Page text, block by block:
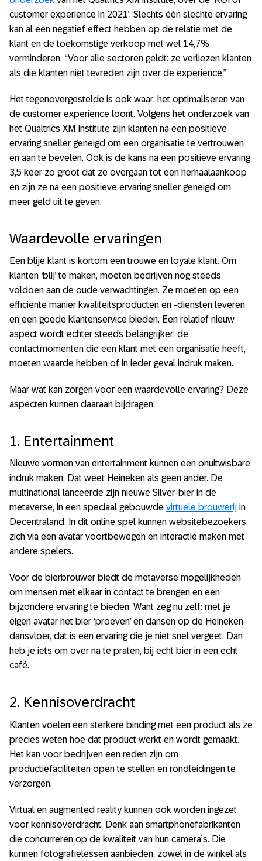
customer experience in 2021’. Slechts één slechte ervaring
kan al een negatief effect hebben op de relatie met de
klant en de toekomstige verkoop met wel 14,7%
verminderen. “Voor alle sectoren geldt: ze verliezen klanten
als die klanten niet tevreden zijn over de experience.”
Het tegenovergestelde is ook waar: het optimaliseren van
de customer experience loont. Volgens het onderzoek van
het Qualtrics XM Institute zijn klanten na een positieve
ervaring sneller geneigd om een organisatie te vertrouwen
en aan te bevelen. Ook is de kans na een positieve ervaring
3,5 keer zo groot dat ze overgaan tot een herhaalaankoop
en zijn ze na een positieve ervaring sneller geneigd om
meer geld uit te geven.
Waardevolle ervaringen
Een blije klant is kortom een trouwe en loyale klant. Om
klanten ‘blij’ te maken, moeten bedrijven nog steeds
voldoen aan de oude verwachtingen. Ze moeten op een
efficiënte manier kwaliteitsproducten en -diensten leveren
en een goede klantenservice bieden. Een relatief nieuw
aspect wordt echter steeds belangrijker: de
contactmomenten die een klant met een organisatie heeft,
moeten waarde hebben of in ieder geval indruk maken.
Maar wat kan zorgen voor een waardevolle ervaring? Deze
aspecten kunnen daaraan bijdragen:
1. Entertainment
Nieuwe vormen van entertainment kunnen een onuitwisbare
indruk maken. Dat weet Heineken als geen ander. De
multinational lanceerde zijn nieuwe Silver-bier in de
metaverse, in een speciaal gebouwde virtuele brouwerij in
Decentraland. In dit online spel kunnen websitebezoekers
zich via een avatar voortbewegen en interactie maken met
andere spelers.
Voor de bierbrouwer biedt de metaverse mogelijkheden
om mensen met elkaar in contact te brengen en een
bijzondere ervaring te bieden. Want zeg nu zelf: met je
eigen avatar het bier ‘proeven’ en dansen op de Heineken-
dansvloer, dat is een ervaring die je niet snel vergeet. Dan
heb je iets om over na te praten, bij echt bier in een echt
café.
2. Kennisoverdracht
Klanten voelen een sterkere binding met een product als ze
precies weten hoe dat product werkt en wordt gemaakt.
Het kan voor bedrijven een reden zijn om
productiefaciliteiten open te stellen en rondleidingen te
verzorgen.
Virtual en augmented reality kunnen ook worden ingezet
voor kennisoverdracht. Denk aan smartphonefabrikanten
die concurreren op de kwaliteit van hun camera’s. Die
kunnen fotografielessen aanbieden, zowel in de winkel als